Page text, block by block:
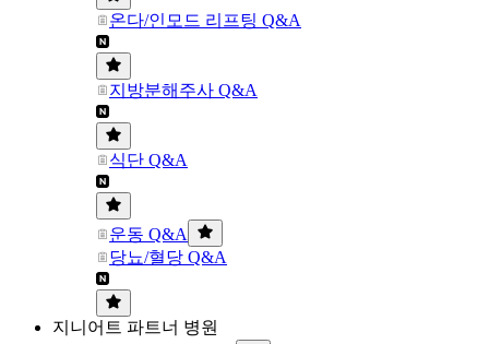
온다/인모드 리프팅 Q&A
지방분해주사 Q&A
식단 Q&A
운동 Q&A
당뇨/혈당 Q&A
지니어트 파트너 병원